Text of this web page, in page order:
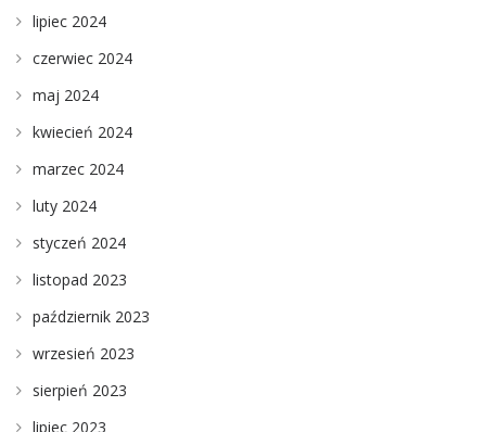
lipiec 2024
czerwiec 2024
maj 2024
kwiecień 2024
marzec 2024
luty 2024
styczeń 2024
listopad 2023
październik 2023
wrzesień 2023
sierpień 2023
lipiec 2023